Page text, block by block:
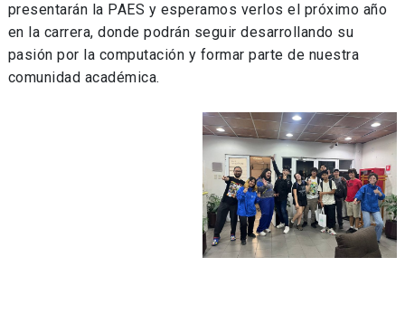
presentarán la PAES y esperamos verlos el próximo año
en la carrera, donde podrán seguir desarrollando su
pasión por la computación y formar parte de nuestra
comunidad académica.